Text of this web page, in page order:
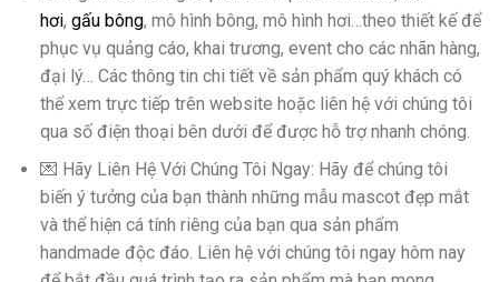
hơi, gấu bông, mô hình bông, mô hình hơi…theo thiết kế để
phục vụ quảng cáo, khai trương, event cho các nhãn hàng,
đại lý… Các thông tin chi tiết về sản phẩm quý khách có
thể xem trực tiếp trên website hoặc liên hệ với chúng tôi
qua số điện thoại bên dưới để được hỗ trợ nhanh chóng.
💌 Hãy Liên Hệ Với Chúng Tôi Ngay: Hãy để chúng tôi
biến ý tưởng của bạn thành những mẫu mascot đẹp mắt
và thể hiện cá tính riêng của bạn qua sản phẩm
handmade độc đáo. Liên hệ với chúng tôi ngay hôm nay